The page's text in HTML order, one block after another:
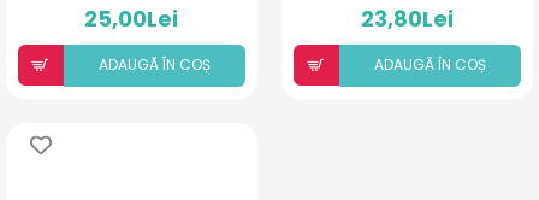
25,00Lei
ADAUGÃ ÎN COȘ
23,80Lei
ADAUGÃ ÎN COȘ